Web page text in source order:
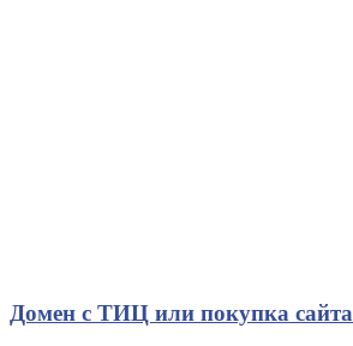
Домен с ТИЦ или покупка сайта